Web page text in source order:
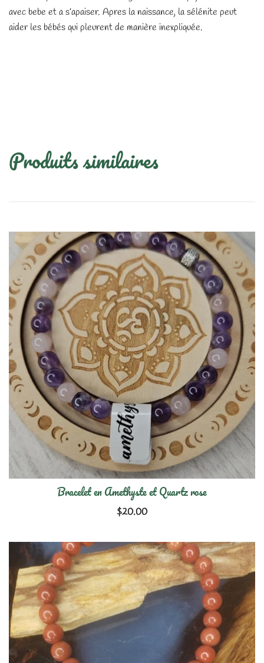
avec bebe et a s’apaiser. Apres la naissance, la sélénite peut
aider les bébés qui pleurent de manière inexpliquée.
Produits similaires
Bracelet en Amethyste et Quartz rose
$20.00